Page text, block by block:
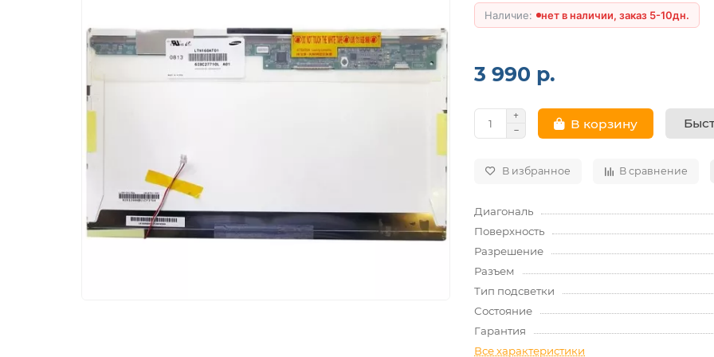
нет в наличии, заказ 5-10дн.
3 990 р.
В корзину
В избранное В сравнение
Диагональ
Поверхность
Разрешение
Разъем
Тип подсветки
Состояние
Гарантия
Все характеристики